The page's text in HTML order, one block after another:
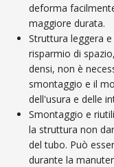
deforma
maggiore durata.
Struttura leggera
risparmio di
densi, non è
smontaggio e il
dell'usura e delle
Smontaggio e
la struttura non
del tubo. Può
durante la